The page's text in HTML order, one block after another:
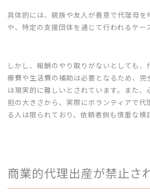
具体的には、親族や友人が善意で代理母を
や、特定の支援団体を通じて行われるケー
しかし、報酬のやり取りがないとしても、
療費や生活費の補助は必要となるため、完
は現実的に難しいとされています。また、
担の大きさから、実際にボランティアで代
る人は限られており、依頼者側も慎重な検
商業的代理出産が禁止さ